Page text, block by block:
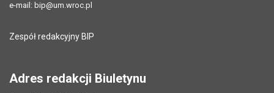
e-mail: bip@um.wroc.pl
Zespół redakcyjny BIP
Adres redakcji Biuletynu